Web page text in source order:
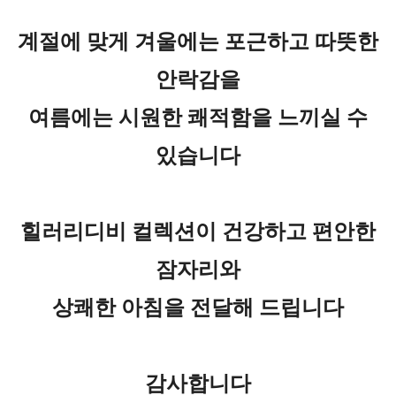
계절에 맞게 겨울에는 포근하고 따뜻한
안락감을
여름에는 시원한 쾌적함을 느끼실 수
있습니다
힐러리디비 컬렉션이 건강하고 편안한
잠자리와
상쾌한 아침을 전달해 드립니다
감사합니다